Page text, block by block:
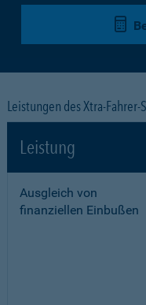
Leistungen des Xtra-Fahrer-
Leistung
Ausgleich von
finanziellen Einbußen